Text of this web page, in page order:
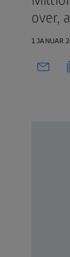
over,
1 JANUAR